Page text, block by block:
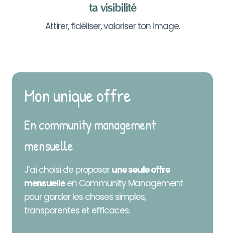
ta visibilité
Attirer, fidéliser, valoriser ton image.
Mon unique offre
En community management
mensuelle
J’ai choisi de proposerune seule offre
mensuelleen Community Management
pour garder les choses simples,
transparentes et efficaces.